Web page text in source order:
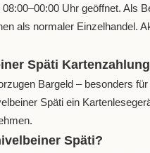
Uhr geöffnet. Als
als normaler Einzelhandel.
Späti
Bargeld – besonders
Späti ein
Späti?